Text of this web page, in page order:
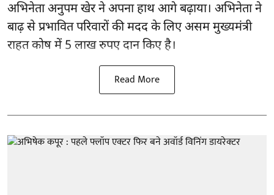
अभिनेता अनुपम खेर ने अपना हाथ आगे बढ़ाया। अभिनेता ने
बाढ़ से प्रभावित परिवारों की मदद के लिए असम मुख्यमंत्री
राहत कोष में 5 लाख रुपए दान किए है।
Read More